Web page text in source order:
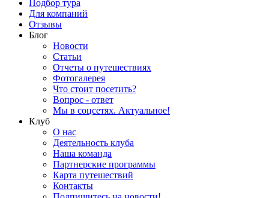
Подбор тура
Для компаний
Отзывы
Блог
Новости
Статьи
Отчеты о путешествиях
Фотогалерея
Что стоит посетить?
Вопрос - ответ
Мы в соцсетях. Актуальное!
Клуб
О нас
Деятельность клуба
Наша команда
Партнерские программы
Карта путешествий
Контакты